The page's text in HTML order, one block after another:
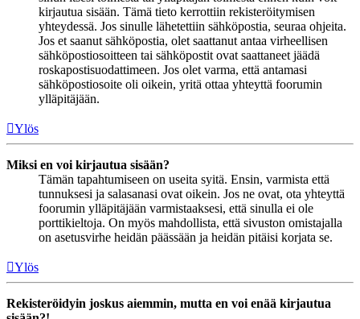
kirjautua sisään. Tämä tieto kerrottiin rekisteröitymisen
yhteydessä. Jos sinulle lähetettiin sähköpostia, seuraa ohjeita.
Jos et saanut sähköpostia, olet saattanut antaa virheellisen
sähköpostiosoitteen tai sähköpostit ovat saattaneet jäädä
roskapostisuodattimeen. Jos olet varma, että antamasi
sähköpostiosoite oli oikein, yritä ottaa yhteyttä foorumin
ylläpitäjään.
Ylös
Miksi en voi kirjautua sisään?
Tämän tapahtumiseen on useita syitä. Ensin, varmista että
tunnuksesi ja salasanasi ovat oikein. Jos ne ovat, ota yhteyttä
foorumin ylläpitäjään varmistaaksesi, että sinulla ei ole
porttikieltoja. On myös mahdollista, että sivuston omistajalla
on asetusvirhe heidän päässään ja heidän pitäisi korjata se.
Ylös
Rekisteröidyin joskus aiemmin, mutta en voi enää kirjautua